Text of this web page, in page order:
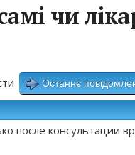
чи
Останнє
после консультации